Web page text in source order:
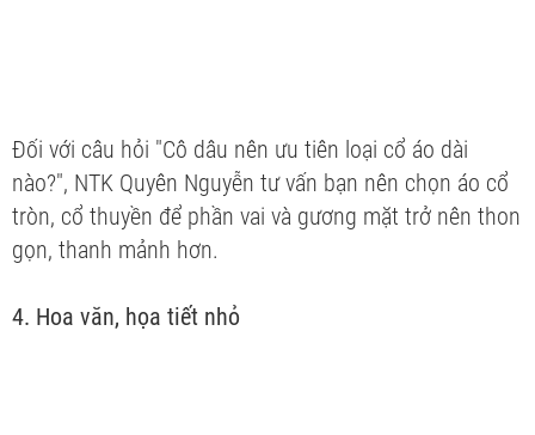
Đối với câu hỏi "Cô dâu nên ưu tiên loại cổ áo dài
nào?", NTK Quyên Nguyễn tư vấn bạn nên chọn áo cổ
tròn, cổ thuyền để phần vai và gương mặt trở nên thon
gọn, thanh mảnh hơn.
4. Hoa văn, họa tiết nhỏ